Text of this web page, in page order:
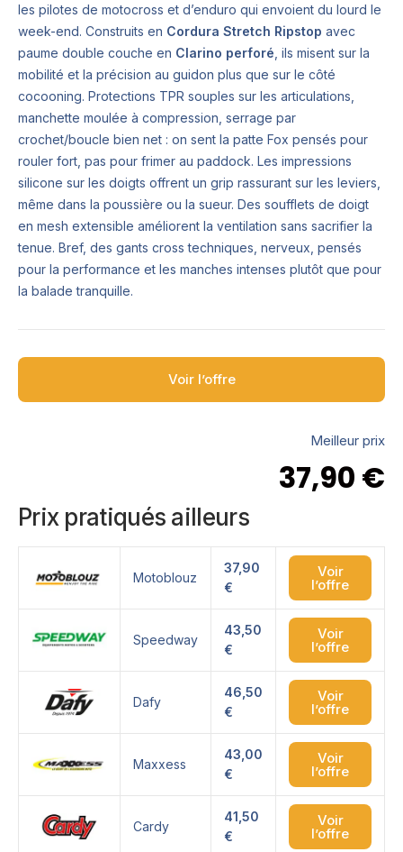
les pilotes de motocross et d’enduro qui envoient du lourd le
week-end. Construits en Cordura Stretch Ripstop avec
paume double couche en Clarino perforé , ils misent sur la
mobilité et la précision au guidon plus que sur le côté
cocooning. Protections TPR souples sur les articulations,
manchette moulée à compression, serrage par
crochet/boucle bien net : on sent la patte Fox pensés pour
rouler fort, pas pour frimer au paddock. Les impressions
silicone sur les doigts offrent un grip rassurant sur les leviers,
même dans la poussière ou la sueur. Des soufflets de doigt
en mesh extensible améliorent la ventilation sans sacrifier la
tenue. Bref, des gants cross techniques, nerveux, pensés
pour la performance et les manches intenses plutôt que pour
la balade tranquille.
Voir l’offre
Meilleur prix
37,90 €
Prix pratiqués ailleurs
Motoblouz
37,90
€
Voir
l’offre
Speedway
43,50
€
Voir
l’offre
Dafy
46,50
€
Voir
l’offre
Maxxess
43,00
€
Voir
l’offre
Cardy
41,50
€
Voir
l’offre